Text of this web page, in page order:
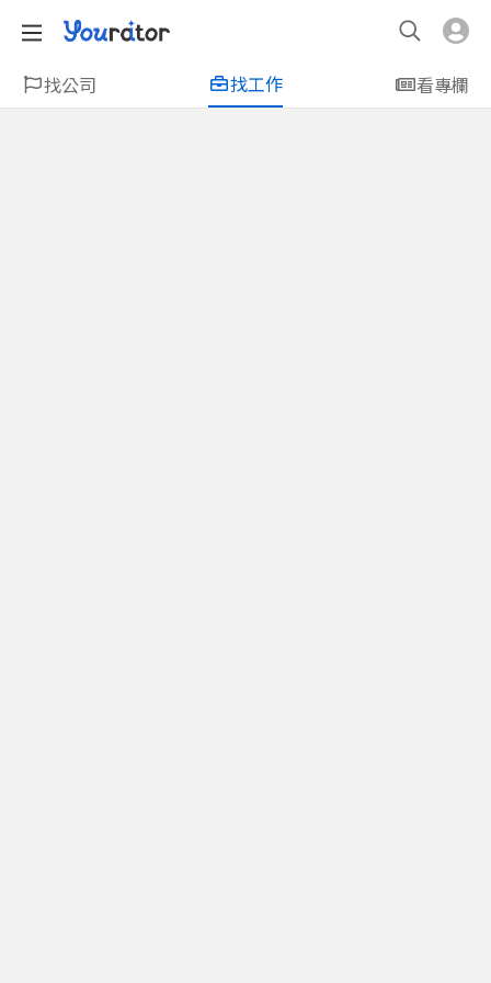
找公司 找工作 看專欄